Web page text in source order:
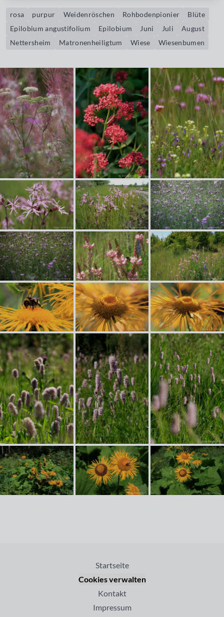
rosa purpur Weidenröschen Rohbodenpionier
Blüte
Epilobium angustifolium
Epilobium Juni Juli
August
Nettersheim
Matronenheiligtum Wiese Wiesenbumen
Startseite
Cookies verwalten
Kontakt
Impressum